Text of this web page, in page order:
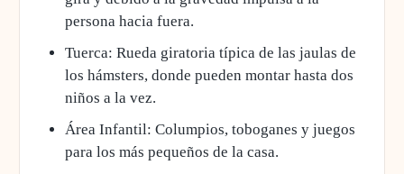
persona hacia fuera.
Tuerca: Rueda giratoria típica de las jaulas de
los hámsters, donde pueden montar hasta dos
niños a la vez.
Área Infantil: Columpios, toboganes y juegos
para los más pequeños de la casa.